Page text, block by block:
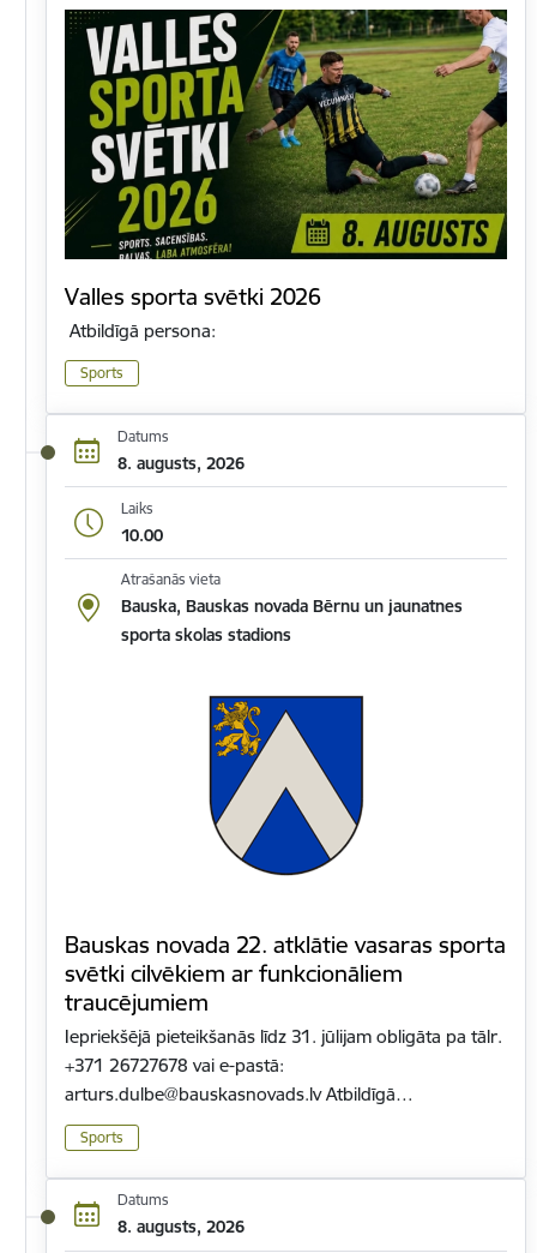
Valles sporta svētki 2026
Atbildīgā persona:
Sports
Datums
8. augusts, 2026
Laiks
10.00
Atrašanās vieta
Bauska, Bauskas novada Bērnu un jaunatnes
sporta skolas stadions
Bauskas novada 22. atklātie vasaras sporta
svētki cilvēkiem ar funkcionāliem
traucējumiem
Iepriekšējā pieteikšanās līdz 31. jūlijam obligāta pa tālr.
+371 26727678 vai e-pastā:
arturs.dulbe@bauskasnovads.lv Atbildīgā…
Sports
Datums
8. augusts, 2026